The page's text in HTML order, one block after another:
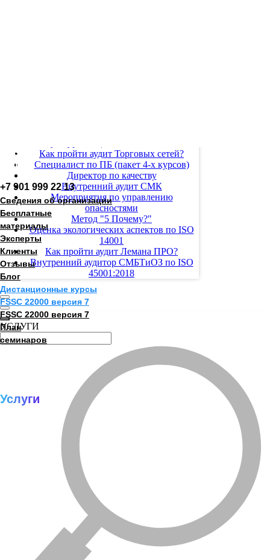
About
Works
+7 901 999 22 13
Сведения об организации
Бесплатные
материалы
Эксперты
Клиенты
Отзывы
Блог
Дистанционные курсы
FSSC 22000 версия 7
FSSC 22000 версия 7
План
семинаров
Услуги
Как пройти аудит Торговых сетей?
Специалист по ПБ (пакет 4-х курсов)
Директор по качеству
Внутренний аудит СМК
Мероприятия по управлению
опасностями
Метод "5 Почему?"
Оценка экологических аспектов по ISO
14001
Как пройти аудит Лемана ПРО?
Внутренний аудитор СМБТиОЗ по ISO
45001:2018
УСЛУГИ